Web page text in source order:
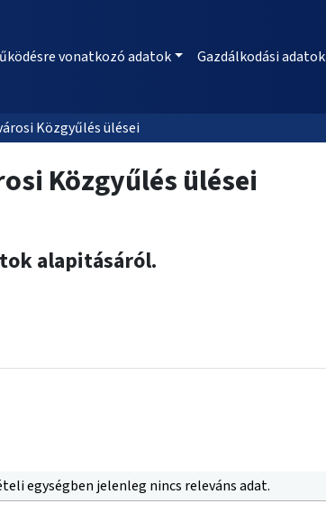
vonatkozó adatok Gazdálkodási adatok
Közgyűlés ülései
Közgyűlés ülései
alapitásáról.
egységben jelenleg nincs releváns adat.